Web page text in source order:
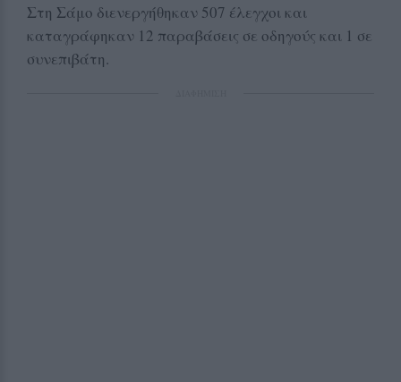
Στη Σάμο διενεργήθηκαν 507 έλεγχοι και
καταγράφηκαν 12 παραβάσεις σε οδηγούς και 1 σε
συνεπιβάτη.